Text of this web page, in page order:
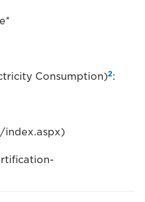
Consumption)2:
index.aspx)